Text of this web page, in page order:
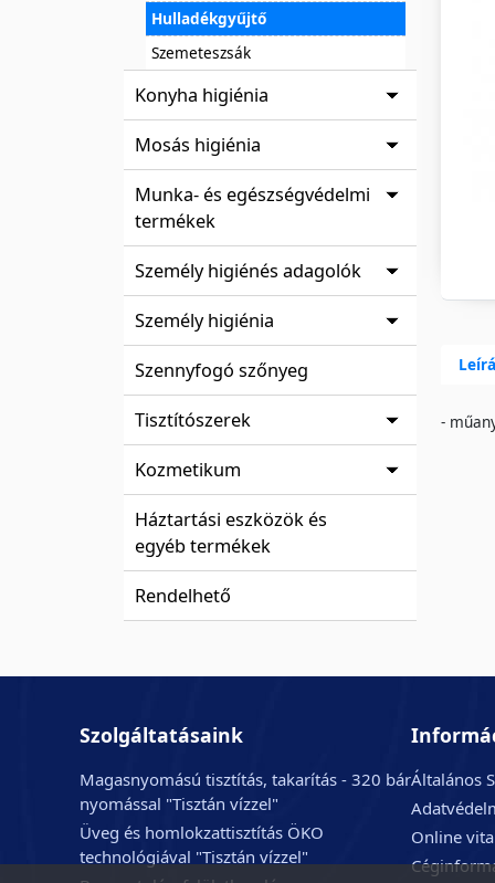
Hulladékgyűjtő
Szemeteszsák
Konyha higiénia
Mosás higiénia
Munka- és egészségvédelmi
termékek
Személy higiénés adagolók
Személy higiénia
Szennyfogó szőnyeg
Tisztítószerek
Kozmetikum
Háztartási eszközök és
egyéb termékek
Rendelhető
-
Szolgáltatásaink
Magasnyomású tisztítás, takarítás - 320 bár
nyomással "Tisztán vízzel"
Üveg és homlokzattisztítás ÖKO
technológiával "Tisztán vízzel"
Általános
Online